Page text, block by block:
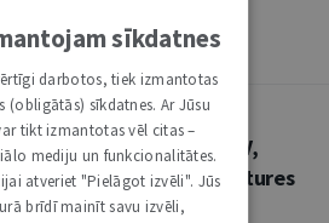
politika. ASV,
PSRS sabrukums” – vēstures
sīkdatnes
darbotos, tiek izmantotas
(obligātās) sīkdatnes. Ar Jūsu
tikt izmantotas vēl citas –
mediju un funkcionalitātes.
atveriet "Pielāgot izvēli". Jūs
brīdī mainīt savu izvēli,